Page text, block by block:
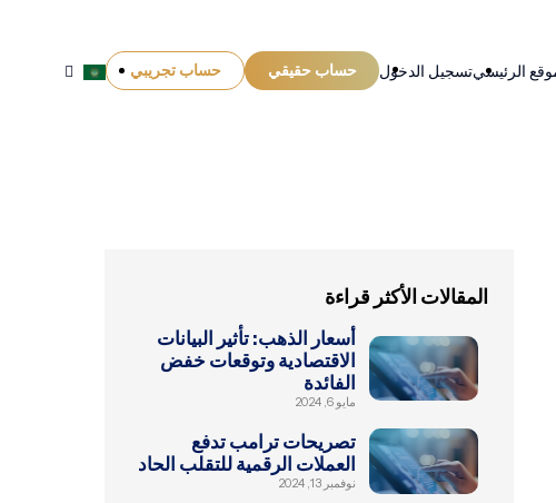
الرئيسيتسجيل الدخول حساب حقيقي حساب تجريبي
المقالات الأكثر قراءة
أسعار الذهب: تأثير البيانات
الاقتصادية وتوقعات خفض
الفائدة
مايو 6, 2024
تصريحات ترامب تدفع
العملات الرقمية للتقلب الحاد
نوفمبر 13, 2024